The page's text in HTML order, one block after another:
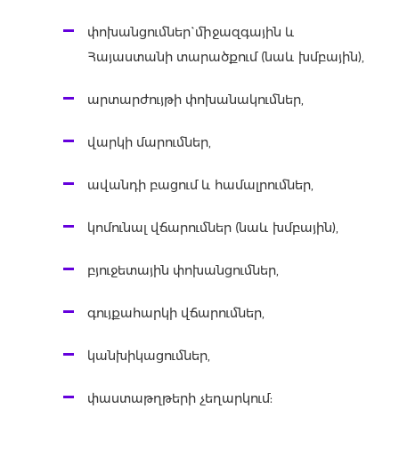
փոխանցումներ`միջազգային և
Հայաստանի տարածքում (նաև խմբային),
արտարժույթի փոխանակումներ,
վարկի մարումներ,
ավանդի բացում և համալրումներ,
կոմունալ վճարումներ (նաև խմբային),
բյուջետային փոխանցումներ,
գույքահարկի վճարումներ,
կանխիկացումներ,
փաստաթղթերի չեղարկում: